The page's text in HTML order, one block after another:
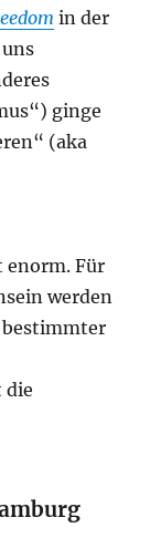
in der
ginge
(aka
enorm. Für
werden
die